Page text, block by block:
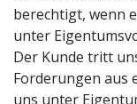
berechtigt, wenn
unter
Der Kunde tritt
Forderungen aus
uns unter